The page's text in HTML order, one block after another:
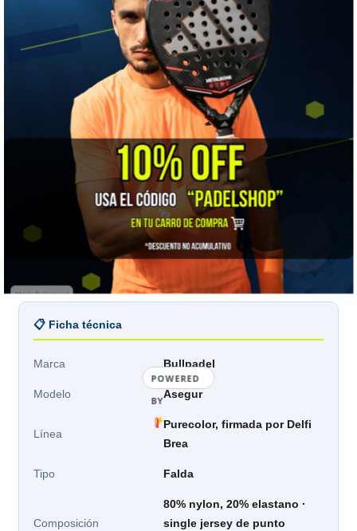
📏 GUÍA DE TALLAS
Bullpadel mujer · medidas de tu cuerpo en centímetros
S M L
Cintura 63–67 67–71 71–75 75–79
Cadera 92–96 96–100 100–104 104–108
Mídete a ti, no la prenda:Bullpadel publica medidas
corporales. Pasa la huincha alrededor de tu cintura y de
la parte más ancha de la cadera, sin apretar. Si quedas
entre dos tallas, guíate por la cadera: es la medida que
manda en una falda.
📋 Ficha técnica
Marca Bullpadel
Modelo Asegur
Línea
Purecolor, firmada por Delfi
Brea
Tipo Falda
Composición
80% nylon, 20% elastano ·
single jersey de punto
POWERED
BY